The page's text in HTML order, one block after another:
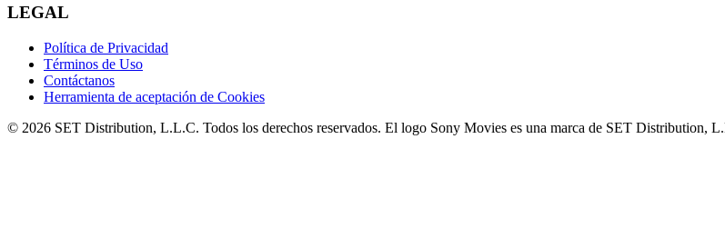
LEGAL
Política de Privacidad
Términos de Uso
Contáctanos
Herramienta de aceptación de Cookies
© 2026 SET Distribution, L.L.C. Todos los derechos reservados. El logo Sony Movies es una marca de SET Distribution,